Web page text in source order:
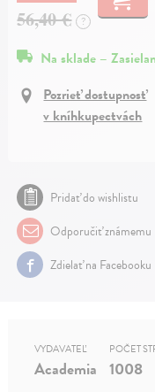
56,40 € ?
Na sklade –
Pozrieť dostupnosť
v kníhkupectvách
Pridať do wishlistu
Odporučiť známemu
Zdielať na Facebooku
VYDAVATEĽ
Academia
POČET
1008